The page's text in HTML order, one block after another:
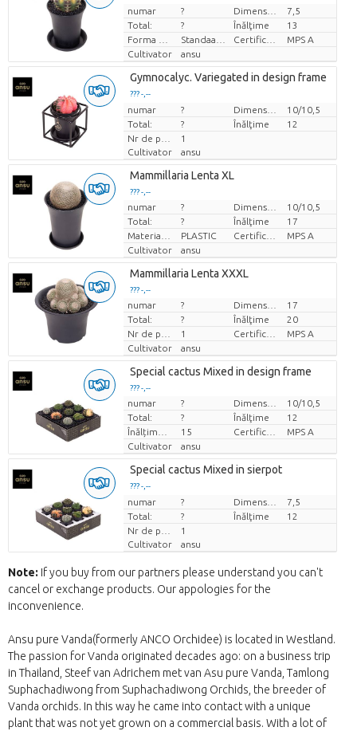
Pret per bucata
numar ?
7,5
Total:
? Înălţime
13
MPS A
Cultivator
ansu
Gymnocalyc. Variegated in design frame
??? -,--
Pret per bucata
numar ?
10/10,5
Total:
? Înălţime
12
1
Cultivator
ansu
Mammillaria Lenta XL
??? -,--
Pret per bucata
numar ?
10/10,5
Total:
? Înălţime
17
PLASTIC
MPS A
Cultivator
ansu
Mammillaria Lenta XXXL
??? -,--
Pret per bucata
numar ?
17
Total:
? Înălţime
20
1
MPS A
Cultivator
ansu
Special cactus Mixed in design frame
??? -,--
Pret per bucata
numar ?
10/10,5
Total:
? Înălţime
12
15
MPS A
Cultivator
ansu
Special cactus Mixed in sierpot
??? -,--
Pret per bucata
numar ?
7,5
Total:
? Înălţime
12
1
Cultivator
ansu
Note: If you buy from our partners please understand you can't
cancel or exchange products. Our appologies for the
inconvenience.
Ansu pure Vanda(formerly ANCO Orchidee) is located in Westland.
The passion for Vanda originated decades ago: on a business trip
in Thailand, Steef van Adrichem met van Asu pure Vanda, Tamlong
Suphachadiwong from Suphachadiwong Orchids, the breeder of
Vanda orchids. In this way he came into contact with a unique
plant that was not yet grown on a commercial basis. With a lot of